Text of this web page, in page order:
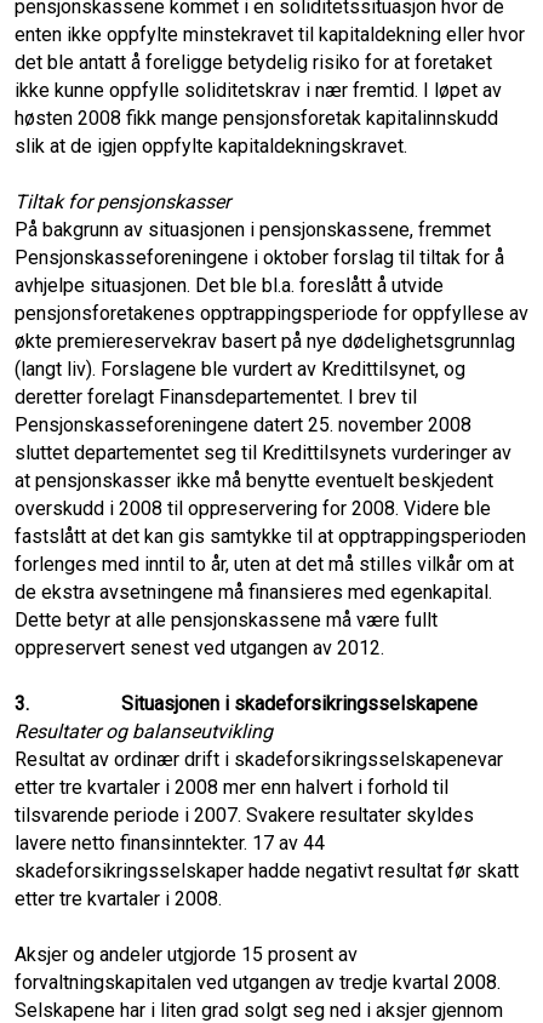
pensjonskassene kommet i en soliditetssituasjon hvor de
enten ikke oppfylte minstekravet til kapitaldekning eller hvor
det ble antatt å foreligge betydelig risiko for at foretaket
ikke kunne oppfylle soliditetskrav i nær fremtid. I løpet av
høsten 2008 fikk mange pensjonsforetak kapitalinnskudd
slik at de igjen oppfylte kapitaldekningskravet.
Tiltak for pensjonskasser
På bakgrunn av situasjonen i pensjonskassene, fremmet
Pensjonskasseforeningene i oktober forslag til tiltak for å
avhjelpe situasjonen. Det ble bl.a. foreslått å utvide
pensjonsforetakenes opptrappingsperiode for oppfyllese av
økte premiereservekrav basert på nye dødelighetsgrunnlag
(langt liv). Forslagene ble vurdert av Kredittilsynet, og
deretter forelagt Finansdepartementet. I brev til
Pensjonskasseforeningene datert 25. november 2008
sluttet departementet seg til Kredittilsynets vurderinger av
at pensjonskasser ikke må benytte eventuelt beskjedent
overskudd i 2008 til oppreservering for 2008. Videre ble
fastslått at det kan gis samtykke til at opptrappingsperioden
forlenges med inntil to år, uten at det må stilles vilkår om at
de ekstra avsetningene må finansieres med egenkapital.
Dette betyr at alle pensjonskassene må være fullt
oppreservert senest ved utgangen av 2012.
3. Situasjonen i skadeforsikringsselskapene
Resultater og balanseutvikling
Resultat av ordinær drift i skadeforsikringsselskapenevar
etter tre kvartaler i 2008 mer enn halvert i forhold til
tilsvarende periode i 2007. Svakere resultater skyldes
lavere netto finansinntekter. 17 av 44
skadeforsikringsselskaper hadde negativt resultat før skatt
etter tre kvartaler i 2008.
Aksjer og andeler utgjorde 15 prosent av
forvaltningskapitalen ved utgangen av tredje kvartal 2008.
Selskapene har i liten grad solgt seg ned i aksjer gjennom